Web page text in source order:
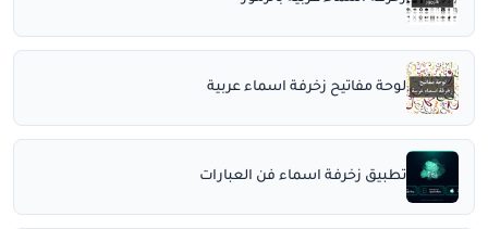
لوحة مفاتيح زخرفة اسماء عربية
تطبيق زخرفة اسماء فن العبارات